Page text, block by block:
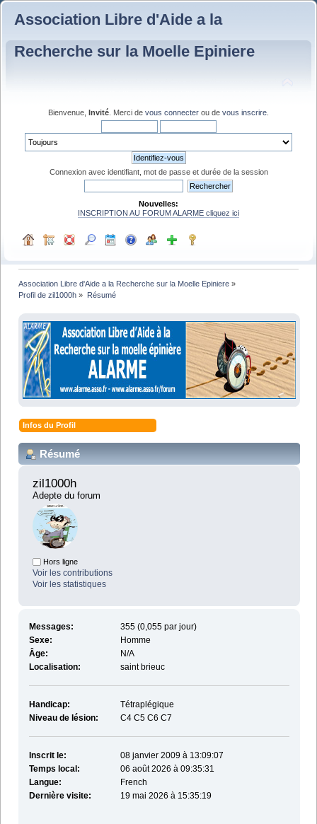
Association Libre d'Aide a la
Recherche sur la Moelle Epiniere
Bienvenue, Invité . Merci de vous connecter ou de vous inscrire
Connexion avec identifiant, mot de passe et durée de la session
Nouvelles:
INSCRIPTION AU FORUM ALARME cliquez ici
Association Libre d'Aide a la Recherche sur la Moelle Epiniere »
Profil de zil1000h » Résumé
Infos du Profil
Résumé
zil1000h
Adepte du forum
Hors ligne
Voir les contributions
Voir les statistiques
Messages:
355 (0,055 par jour)
Sexe:
Homme
Âge:
N/A
Localisation:
saint brieuc
Handicap:
Tétraplégique
Niveau de lésion:
C4 C5 C6 C7
Inscrit le:
08 janvier 2009 à 13:09:07
Temps local:
06 août 2026 à 09:35:31
Langue:
French
Dernière visite:
19 mai 2026 à 15:35:19